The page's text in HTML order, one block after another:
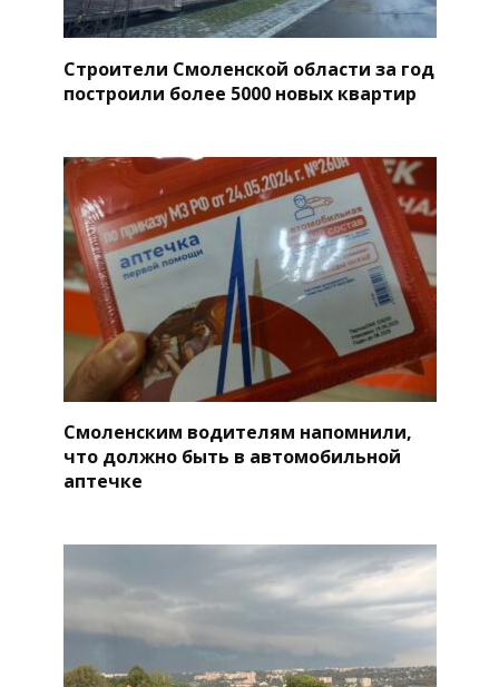
Строители Смоленской области за год
построили более 5000 новых квартир
Смоленским водителям напомнили,
что должно быть в автомобильной
аптечке